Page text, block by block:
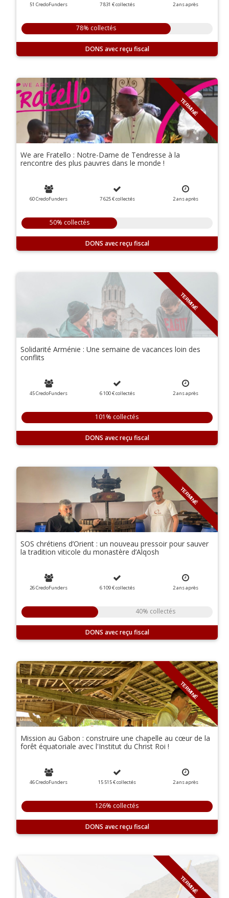
51 CredoFunders 7 831 €collectés 2ansaprès
78% collectés
DONS
TERMINÉ
We are Fratello : Notre-Dame de Tendresse à la
rencontre des plus pauvres dans le monde !
60 CredoFunders 7 625 €collectés 2ansaprès
50% collectés
DONS
TERMINÉ
Solidarité Arménie : Une semaine de vacances loin des
conflits
45 CredoFunders 6 100 €collectés 2ansaprès
101% collectés
DONS
TERMINÉ
SOS chrétiens d’Orient : un nouveau pressoir pour sauver
la tradition viticole du monastère d’Alqosh
26 CredoFunders 6 109 €collectés 2ansaprès
40% collectés
DONS
TERMINÉ
Mission au Gabon : construire une chapelle au cœur de la
forêt équatoriale avec l'Institut du Christ Roi !
46 CredoFunders 15 515 €collectés 2ansaprès
126% collectés
DONS
TERMINÉ